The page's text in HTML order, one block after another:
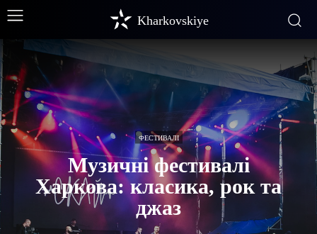
Kharkovskiye
ФЕСТИВАЛІ
Музичні фестивалі
Харкова: класика, рок та
джаз